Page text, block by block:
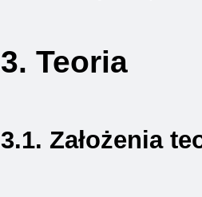
3. Teoria
3.1. Założenia